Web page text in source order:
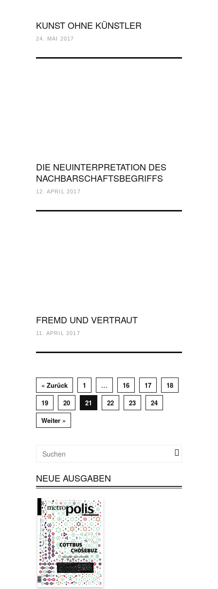
KUNST OHNE KÜNSTLER
24. MAI 2017
DIE NEUINTERPRETATION DES
NACHBARSCHAFTSBEGRIFFS
12. APRIL 2017
FREMD UND VERTRAUT
11. APRIL 2017
« Zurück 1 … 16 17
18
19
20 21 22 23
24
Weiter »
NEUE AUSGABEN